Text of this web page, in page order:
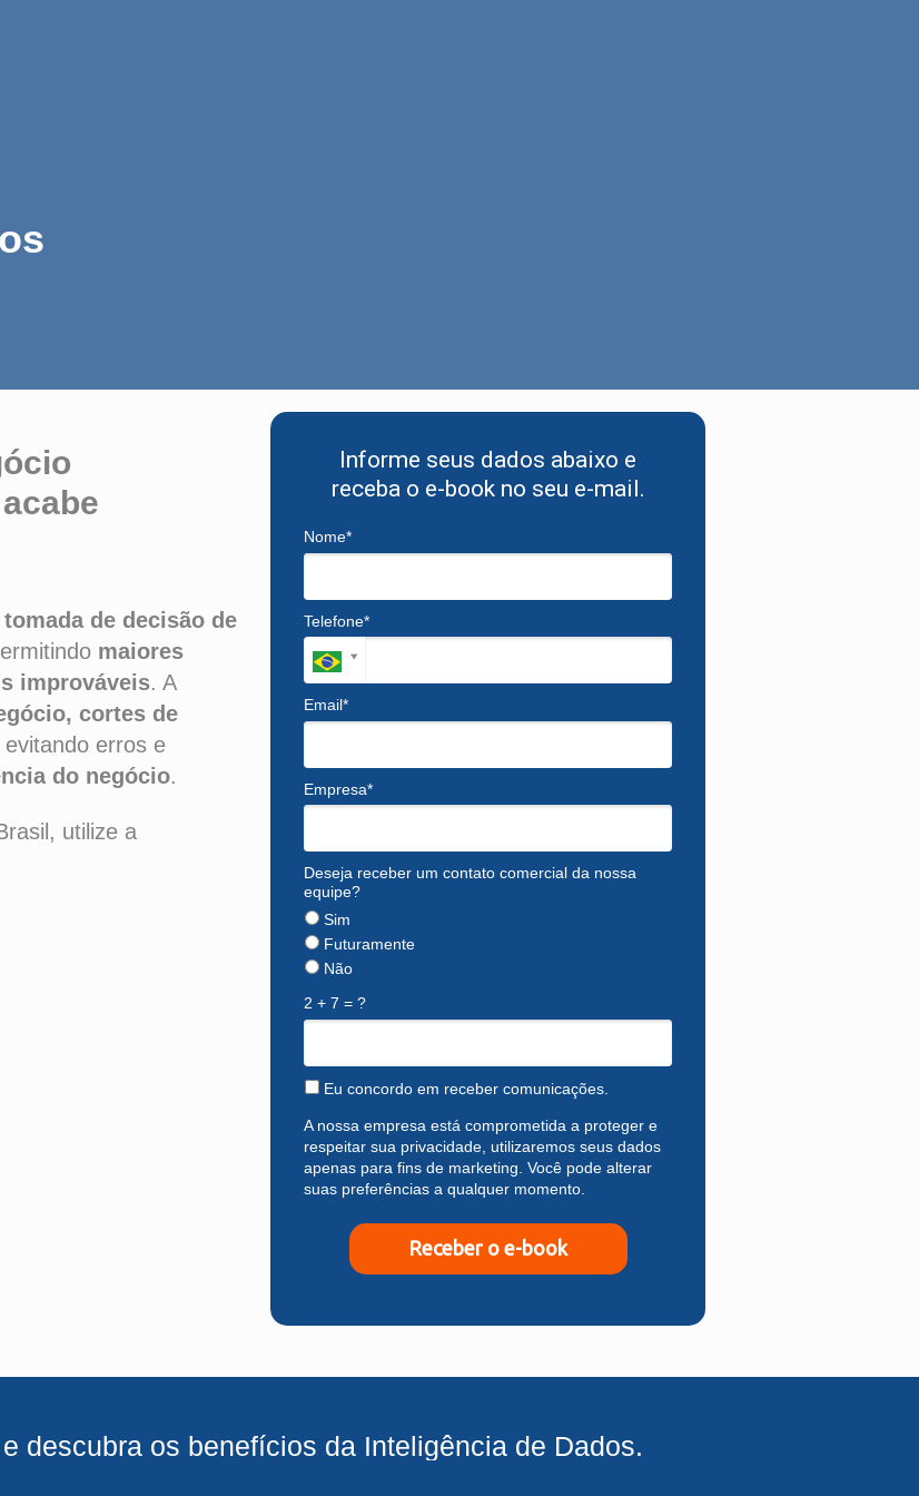
tomada de decisão de
maiores
improváveis. A
cortes de
evitando erros e
do negócio.
utilize a
Informe seus dados abaixo e
receba o e-book no seu e-mail.
Nome*
Telefone*
Email*
Empresa*
Deseja receber um contato comercial da nossa
equipe?
Sim
Futuramente
Não
2 + 7 = ?
Eu concordo em receber comunicações.
A nossa empresa está comprometida a proteger e
respeitar sua privacidade, utilizaremos seus dados
apenas para fins de marketing. Você pode alterar
suas preferências a qualquer momento.
Receber o e-book
descubra os benefícios da Inteligência de Dados.